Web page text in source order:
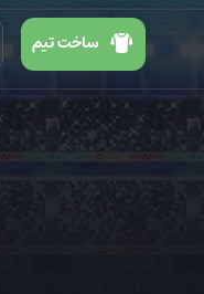
ساخت تیم